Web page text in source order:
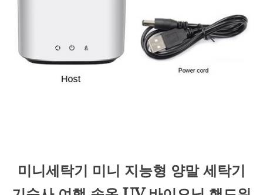
미니세탁기 미니 지능형 양말 세탁기